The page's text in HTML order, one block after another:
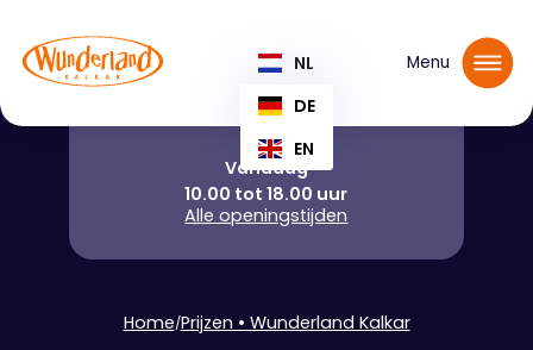
NL
DE
EN
Menu
Vandaag
10.00 tot 18.00 uur
Alle openingstijden
Reserveer jouw tickets
Home/Prijzen • Wunderland Kalkar